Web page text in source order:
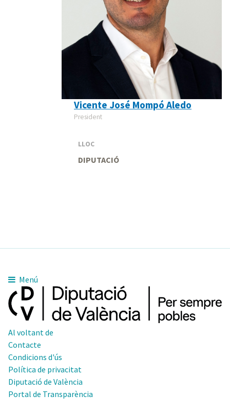
Vicente José Mompó Aledo
President
LLOC
DIPUTACIÓ
Menú
Al voltant de
Contacte
Condicions d'ús
Política de privacitat
Diputació de València
Portal de Transparència